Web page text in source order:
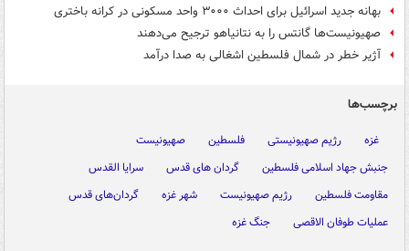
بهانه جدید اسرائیل برای احداث ۳۰۰۰ واحد مسکونی در کرانه باختری
صهیونیست‌ها گانتس را به نتانیاهو ترجیح می‌دهند
آژیر خطر در شمال فلسطین اشغالی به صدا درآمد
برچسب‌ها
غزه رژیم صهیونیستی فلسطین
صهیونیست
جنبش جهاد اسلامی فلسطین
گردان های قدس
سرایا القدس
مقاومت فلسطین
رژیم صهیونیست شهر غزه
گردان‌های قدس
عملیات طوفان الاقصی
جنگ غزه